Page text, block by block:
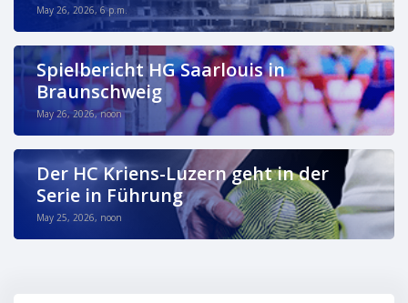
May 26, 2026, 6 p.m.
Spielbericht HG Saarlouis in
Braunschweig
May 26, 2026, noon
Der HC Kriens-Luzern geht in der
Serie in Führung
May 25, 2026, noon